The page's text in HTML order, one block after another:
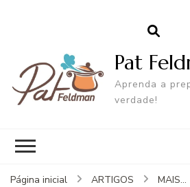
Pat
Aprenda a
verdade!
Página inicial ARTIGOS
MAIS...